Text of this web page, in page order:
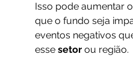
Isso pode aumentar
que o fundo seja
eventos negativos
esse setor ou região.